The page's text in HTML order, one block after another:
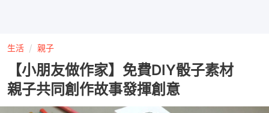
生活 親子
【小朋友做作家】免費DIY骰子素材
親子共同創作故事發揮創意